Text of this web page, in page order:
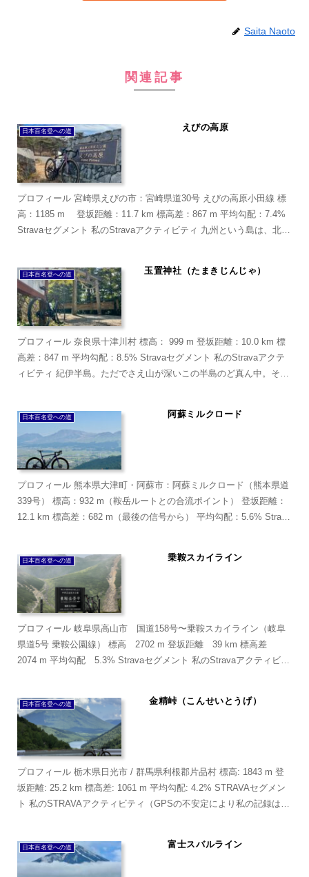
Saita Naoto
関連記事
日本百名登への道 えびの高原
プロフィール 宮崎県えびの市：宮崎県道30号 えびの高原小田線 標
高：1185 m 登坂距離：11.7 km 標高差：867 m 平均勾配：7.4%
Stravaセグメント 私のStravaアクティビティ 九州という島は、北か
日本百名登への道 玉置神社（たまきじんじゃ）
プロフィール 奈良県十津川村 標高： 999 m 登坂距離：10.0 km 標
高差：847 m 平均勾配：8.5% Stravaセグメント 私のStravaアクテ
ィビティ 紀伊半島。ただでさえ山が深いこの半島のど真ん中。その
日本百名登への道 阿蘇ミルクロード
プロフィール 熊本県大津町・阿蘇市：阿蘇ミルクロード（熊本県道
339号） 標高：932 m（鞍岳ルートとの合流ポイント） 登坂距離：
12.1 km 標高差：682 m（最後の信号から） 平均勾配：5.6% Strava
日本百名登への道 乗鞍スカイライン
プロフィール 岐阜県高山市 国道158号〜乗鞍スカイライン（岐阜
県道5号 乗鞍公園線） 標高 2702 m 登坂距離 39 km 標高差
2074 m 平均勾配 5.3% Stravaセグメント 私のStravaアクティビテ
日本百名登への道 金精峠（こんせいとうげ）
プロフィール 栃木県日光市 / 群馬県利根郡片品村 標高: 1843 m 登
坂距離: 25.2 km 標高差: 1061 m 平均勾配: 4.2% STRAVAセグメン
ト 私のSTRAVAアクティビティ（GPSの不安定により私の記録は認
日本百名登への道 富士スバルライン